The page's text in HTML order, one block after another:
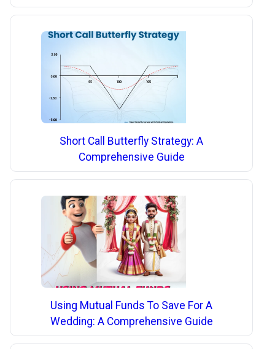
Short Call Butterfly Strategy: A
Comprehensive Guide
Using Mutual Funds To Save For A
Wedding: A Comprehensive Guide